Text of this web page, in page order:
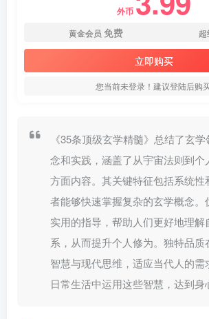
外币
黄金会员 免费
立即购买
您当前未登录！建议登陆后购
《35条顶级玄学精髓》总结了玄
念和实践，涵盖了从宇宙法则到个
方面内容。其关键特征包括系统性
者能够快速掌握复杂的玄学概念。
实用的指导，帮助人们更好地理解
系，从而提升个人修为。独特品
智慧与现代思维，适应当代人的需
日常生活中运用这些智慧，达到身